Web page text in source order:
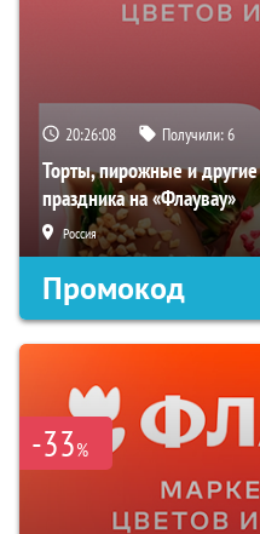
20:26:07 Получили:6
Торты, пирожные и
праздника на «Флаувау»
Россия
Промокод
-33%